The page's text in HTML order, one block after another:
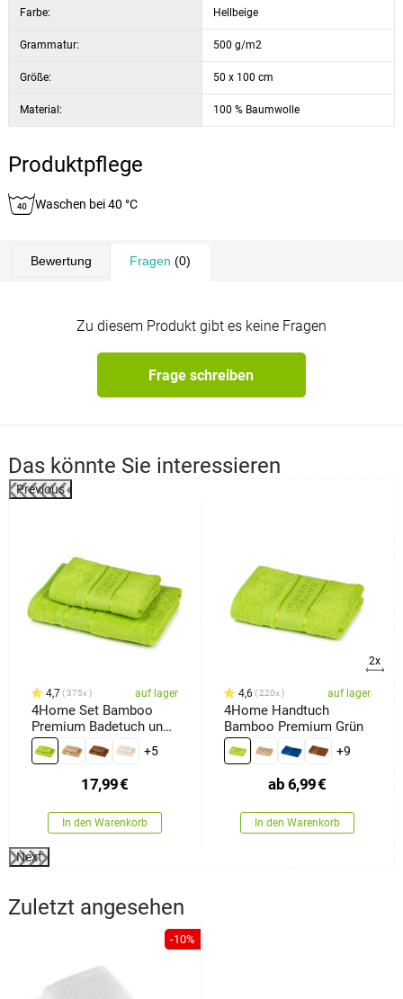
Farbe: Hellbeige
Grammatur: 500 g/m2
Größe: 50 x 100 cm
Material: 100 % Baumwolle
Produktpflege
Waschen bei 40 °C
Bewertung Fragen (0)
Zu diesem Produkt gibt es keine Fragen
Frage schreiben
Das könnte Sie interessieren
Previous
4,7 375x auf lager
4Home Set Bamboo
Premium Badetuch und
Handtuch Grün, 70 x 140
cm, 50 x 100 cm
+5
17,99€
In den Warenkorb
2x
4,6 220x auf lager
4Home Handtuch
Bamboo Premium Grün
+9
ab 6,99€
In den Warenkorb
Next
Zuletzt angesehen
-10%